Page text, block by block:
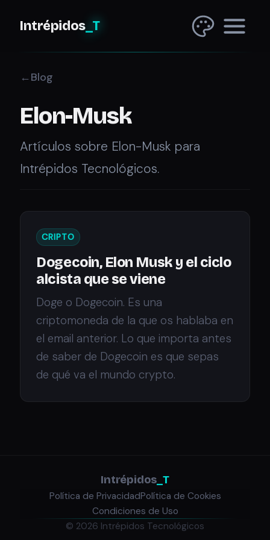
Intrépidos_T
Blog
Elon-Musk
Artículos sobre Elon-Musk para
Intrépidos Tecnológicos.
CRIPTO
Dogecoin, Elon Musk y el ciclo
alcista que se viene
Doge o Dogecoin. Es una
criptomoneda de la que os hablaba en
el email anterior. Lo que importa antes
de saber de Dogecoin es que sepas
de qué va el mundo crypto.
Intrépidos _T
Política de PrivacidadPolítica de Cookies
Condiciones de Uso
© 2026 Intrépidos Tecnológicos